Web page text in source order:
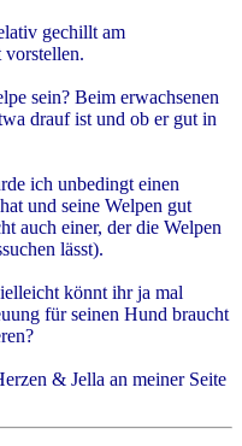
gechillt am
sein? Beim erwachsenen
drauf ist und ob er gut in
ich unbedingt einen
und seine Welpen gut
auch einer, der die Welpen
lässt).
könnt ihr ja mal
für seinen Hund braucht
& Jella an meiner Seite